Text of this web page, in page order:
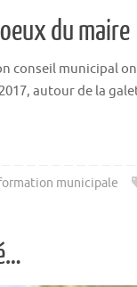
du maire
conseil municipal
autour de la
municipale